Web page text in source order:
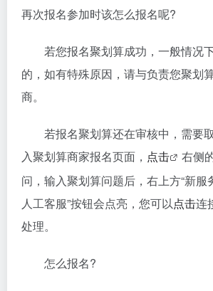
再次报名参加时该怎么报名呢?
若您报名聚划算成功，一般情况
的，如有特殊原因，请与负责您聚划
商。
若报名聚划算还在审核中，需要
入聚划算商家报名页面， 点击
右侧
问，输入聚划算问题后，右上方“新服
人工客服”按钮会点亮，您可以点击连
处理。
怎么报名?